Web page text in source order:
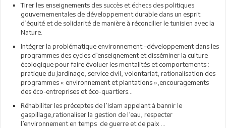
Tirer les enseignements des succès et échecs des politiques
gouvernementales de développement durable dans un esprit
d’équité et de solidarité de manière à réconcilier le tunisien avec la
Nature.
Intégrer la problématique environnement –développement dans les
programmes des cycles d’enseignement et disséminer la culture
écologique pour faire évoluer les mentalités et comportements :
pratique du jardinage, service civil, volontariat, rationalisation des
programmes « environnement et plantations »,encouragements
des éco-entreprises et éco-quartiers…
Réhabiliter les préceptes de l’Islam appelant à bannir le
gaspillage,rationaliser la gestion de l’eau, respecter
l’environnement en temps de guerre et de paix …